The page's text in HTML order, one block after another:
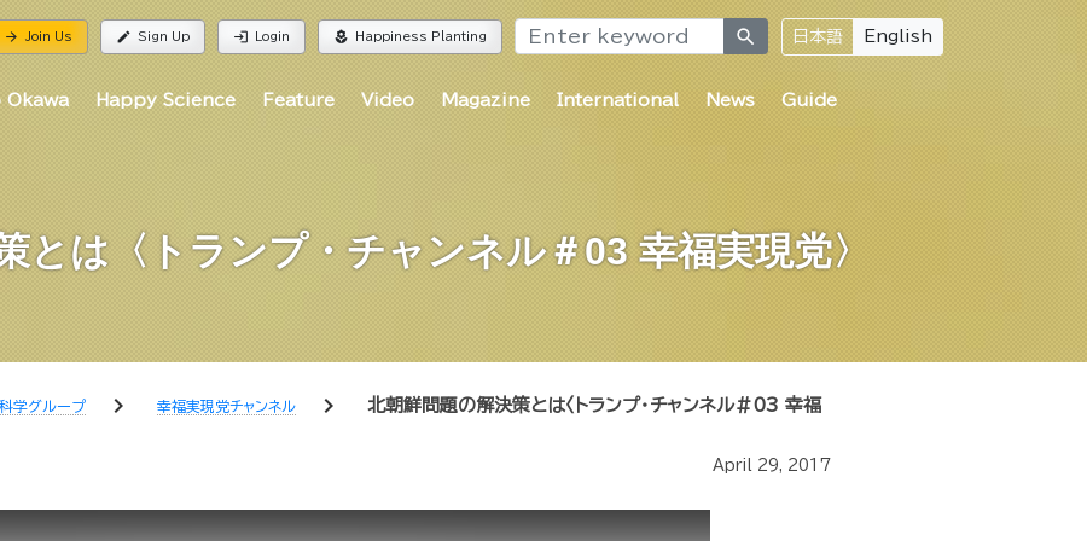
arrow_forward Join Us edit Sign Up login Login local_florist Happiness Planting search 日本語 English
Okawa Happy Science Feature Video Magazine International News Guide
とは〈トランプ・チャンネル＃03 幸福実現党〉
学グループ chevron_right 幸福実現党チャンネル chevron_right
北朝鮮問題の解決策とは〈トランプ・チャンネル＃03 幸福
April 29, 2017